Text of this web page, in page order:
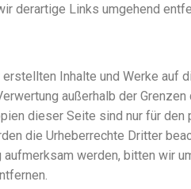
derartige Links umgehend
Inhalte und Werke auf
außerhalb der
dieser Seite sind nur für
die Urheberrechte Dritter
werden, bitten wir